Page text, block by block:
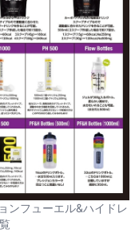
ンフューエル&ハイドレ